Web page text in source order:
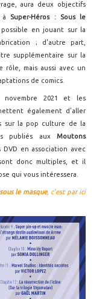
aura deux objectifs
à Super-Héros : Sous le
en jouant sur la
; d'autre part,
supplémentaire sur la
rôle, mais aussi avec un
de comics.
novembre 2021 et les
également d'aller
sur la pop culture de la
publiés aux Moutons
en association avec
donc multiples, et il
qui vous intéressera.
le masque, c'est par ici